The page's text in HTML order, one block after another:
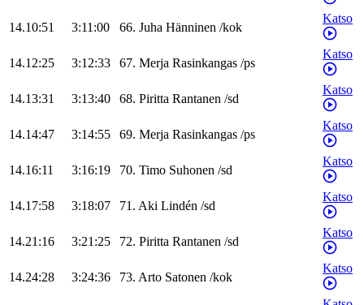
14.10:51 3:11:00 66. Juha Hänninen /kok
Katso
14.12:25 3:12:33 67. Merja Rasinkangas /ps
Katso
14.13:31 3:13:40 68. Piritta Rantanen /sd
Katso
14.14:47 3:14:55 69. Merja Rasinkangas /ps
Katso
14.16:11 3:16:19 70. Timo Suhonen /sd
Katso
14.17:58 3:18:07 71. Aki Lindén /sd
Katso
14.21:16 3:21:25 72. Piritta Rantanen /sd
Katso
14.24:28 3:24:36 73. Arto Satonen /kok
Katso